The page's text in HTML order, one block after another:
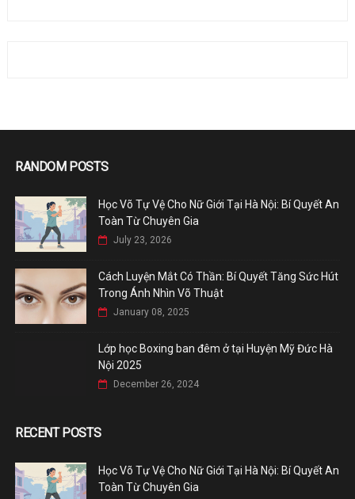
RANDOM POSTS
Học Võ Tự Vệ Cho Nữ Giới Tại Hà Nội: Bí Quyết An
Toàn Từ Chuyên Gia
July 23, 2026
Cách Luyện Mắt Có Thần: Bí Quyết Tăng Sức Hút
Trong Ánh Nhìn Võ Thuật
January 08, 2025
Lớp học Boxing ban đêm ở tại Huyện Mỹ Đức Hà
Nội 2025
December 26, 2024
RECENT POSTS
Học Võ Tự Vệ Cho Nữ Giới Tại Hà Nội: Bí Quyết An
Toàn Từ Chuyên Gia